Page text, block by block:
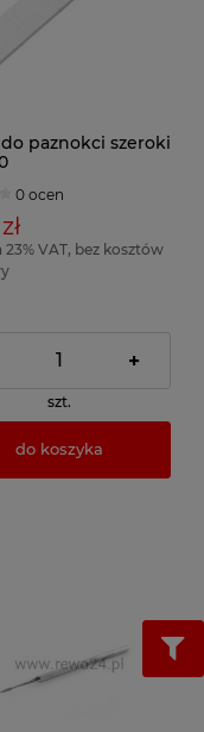
paznokci szeroki
0 ocen
23% VAT, bez kosztów
+
szt.
do koszyka